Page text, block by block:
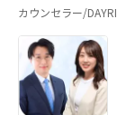
カウンセラー/